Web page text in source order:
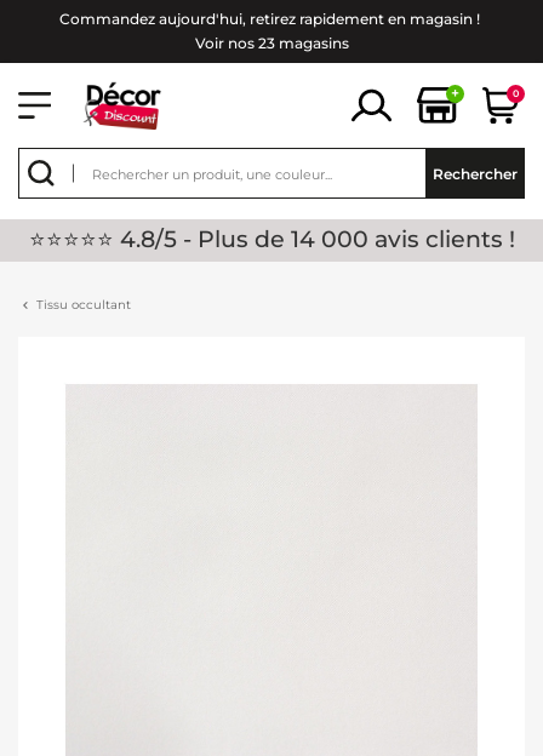
Commandez aujourd'hui, retirez rapidement en magasin !
Voir nos 23 magasins
+ 0
Rechercher
⭐⭐⭐⭐⭐ 4.8/5 - Plus de 14 000 avis clients !
Tissu occultant